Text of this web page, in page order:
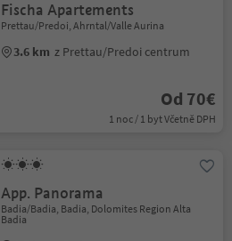
Fischa Apartements
Prettau/Predoi, Ahrntal/Valle Aurina
3.6 km z Prettau/Predoi centrum
Od 70€
1 noc / 1 byt Včetně DPH
App. Panorama
Badia/Badia, Badia, Dolomites Region Alta
Badia